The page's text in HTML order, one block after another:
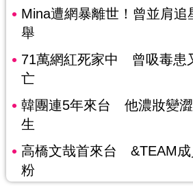
Mina遭網暴離世！曾並肩追
舉
71萬網紅死家中 曾吸毒患
亡
韓團連5年來台 他濃妝變澀
生
高橋文哉首來台 &TEAM成
粉